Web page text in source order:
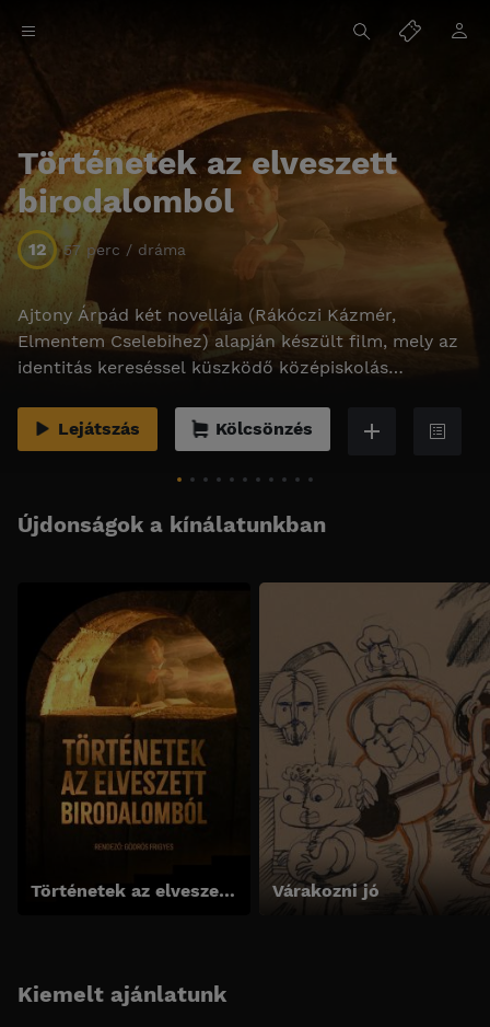
Történetek az elveszett
birodalomból
12 57 perc / dráma
Ajtony Árpád két novellája (Rákóczi Kázmér,
Elmentem Cselebihez) alapján készült film, mely az
identitás kereséssel küszködő középiskolás
Lejátszás
Kölcsönzés
Újdonságok a kínálatunkban
Történetek az elveszett birodalomból Várakozni jó
Kiemelt ajánlatunk